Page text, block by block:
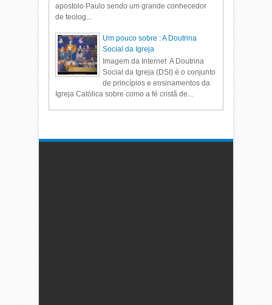
apostolo Paulo sendo um grande conhecedor
de teolog...
Um pouco sobre : A Doutrina
Social da Igreja
Imagem da Internet A Doutrina
Social da Igreja (DSI) é o conjunto
de princípios e ensinamentos da
Igreja Católica sobre como a fé cristã de...